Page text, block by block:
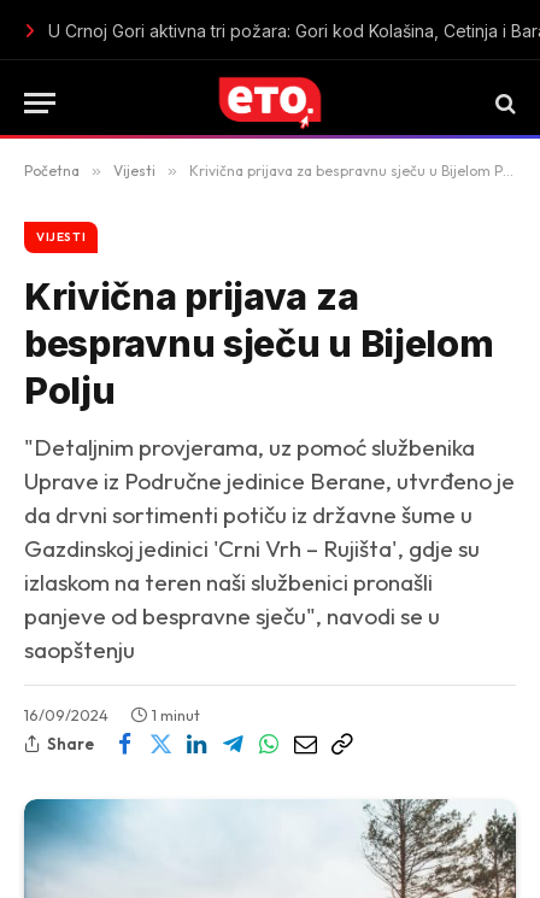
Oružana pljačka u centru Budve: Maskirani razbojnici iz sefa
Početna » Vijesti » Krivična prijava za bespravnu sječu u Bijelom Polju
VIJESTI
Krivična prijava za
bespravnu sječu u Bijelom
Polju
"Detaljnim provjerama, uz pomoć službenika
Uprave iz Područne jedinice Berane, utvrđeno je
da drvni sortimenti potiču iz državne šume u
Gazdinskoj jedinici 'Crni Vrh – Rujišta', gdje su
izlaskom na teren naši službenici pronašli
panjeve od bespravne sječu", navodi se u
saopštenju
16/09/2024
1 minut
Share